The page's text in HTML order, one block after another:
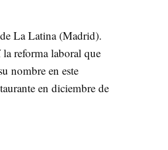
La Latina (Madrid).
reforma laboral que
nombre en este
en diciembre de